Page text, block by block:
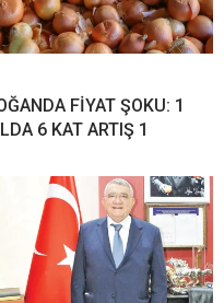
FİYAT ŞOKU: 1
6 KAT ARTIŞ 1